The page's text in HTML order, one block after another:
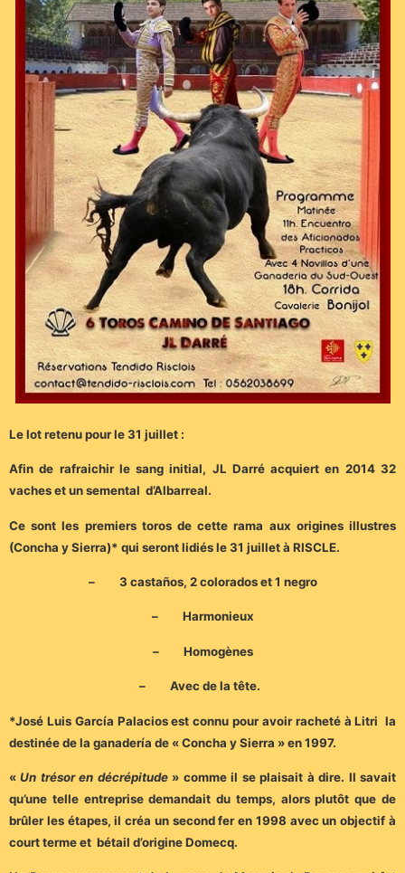
Le lot retenu pour le 31 juillet :
Afin de rafraichir le sang initial, JL Darré acquiert en 2014 32
vaches et un semental d’Albarreal.
Ce sont les premiers toros de cette rama aux origines illustres
(Concha y Sierra)* qui seront lidiés le 31 juillet à RISCLE.
– 3 castaños, 2 colorados et 1 negro
– Harmonieux
– Homogènes
– Avec de la tête.
*José Luis García Palacios est connu pour avoir racheté à Litri la
destinée de la ganadería de « Concha y Sierra » en 1997.
«Un trésor en décrépitude» comme il se plaisait à dire. Il savait
qu’une telle entreprise demandait du temps, alors plutôt que de
brûler les étapes, il créa un second fer en 1998 avec un objectif à
court terme et bétail d’origine Domecq.